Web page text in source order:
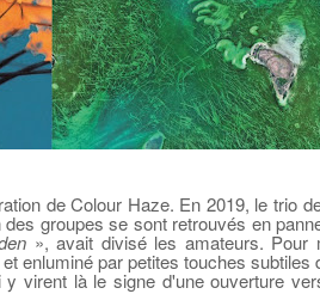
de Colour Haze. En 2019, le trio
groupes se sont retrouvés en
», avait divisé les amateurs. Pour
enluminé par petites touches
virent là le signe d'une ouverture